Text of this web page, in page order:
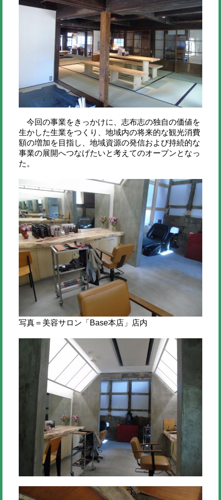
今回の事業をきっかけに、志布志の独自の価値を
生かした生業をつくり、地域内の将来的な観光消費
額の増加を目指し、地域資源の発信および持続的な
事業の展開へつなげたいと考えてのオープンとなっ
た。
写真＝美容サロン「Base本店」店内